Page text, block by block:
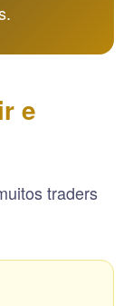
e
traders